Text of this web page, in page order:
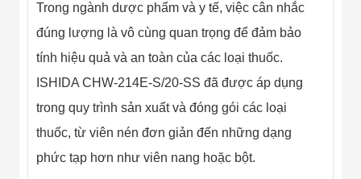
Trong ngành dược phẩm và y tế, việc cân nhắc
đúng lượng là vô cùng quan trọng để đảm bảo
tính hiệu quả và an toàn của các loại thuốc.
ISHIDA CHW-214E-S/20-SS đã được áp dụng
trong quy trình sản xuất và đóng gói các loại
thuốc, từ viên nén đơn giản đến những dạng
phức tạp hơn như viên nang hoặc bột.